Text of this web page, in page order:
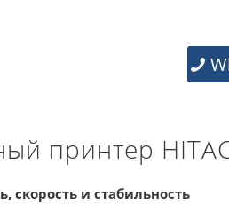
принтер
скорость и стабильность